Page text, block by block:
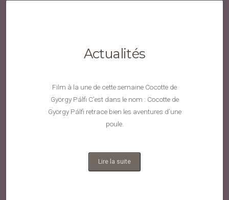
Actualités
Film à la une de cette semaine Cocotte de
György Pálfi C’est dans le nom : Cocotte de
György Pálfi retrace bien les aventures d’une
poule.
Lire la suite